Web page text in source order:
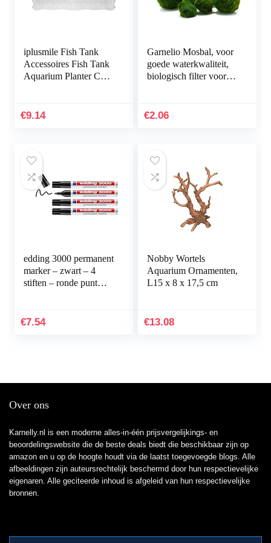
iplusmile Fish Tank
Accessoires Fish Tank
Aquarium Planter Cup
€9.14
Garnelio Mosbal, voor
goede waterkwaliteit,
biologisch filter voor
€2.06
edding 3000 permanent
marker – zwart – 4
stiften – ronde punt
permanent marker –
€7.54
Nobby Wortels
Aquarium Ornamenten,
L15 x 8 x 17,5 cm
€13.08
Over ons
Karnelly.nl is een moderne alles-in-één prijsvergelijkings- en
beoordelingswebsite die de beste deals biedt die beschikbaar zijn op
amazon en u op de hoogte houdt via de laatst toegevoegde blogs. Alle
afbeeldingen zijn auteursrechtelijk beschermd door hun respectievelijke
eigenaren. Alle geciteerde inhoud is afgeleid van hun respectievelijke
bronnen.